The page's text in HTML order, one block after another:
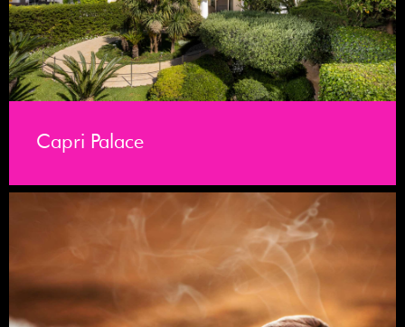
Capri Palace